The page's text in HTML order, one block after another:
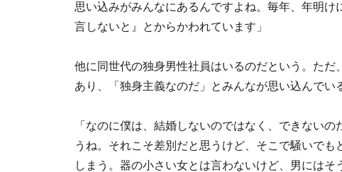
思い込みがみんなにあるんですよね。毎年、年明
言しないと』とからかわれています」
他に同世代の独身男性社員はいるのだという。た
あり、「独身主義なのだ」とみんなが思い込んでい
「なのに僕は、結婚しないのではなく、できない
うね。それこそ差別だと思うけど、そこで騒いで
しまう。器の小さい女とは言わないけど、男には